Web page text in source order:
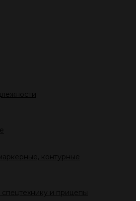
контурные
и прицепы